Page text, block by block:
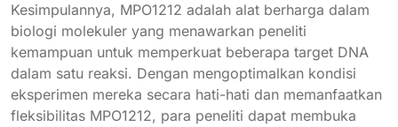
Kesimpulannya, MPO1212 adalah alat berharga dalam
biologi molekuler yang menawarkan peneliti
kemampuan untuk memperkuat beberapa target DNA
dalam satu reaksi. Dengan mengoptimalkan kondisi
eksperimen mereka secara hati-hati dan memanfaatkan
fleksibilitas MPO1212, para peneliti dapat membuka